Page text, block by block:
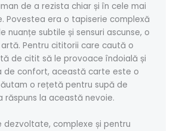
de a rezista chiar și în cele mai
Povestea era o tapiserie complexă
nuanțe subtile și sensuri ascunse, o
Pentru cititorii care caută o
de citit să le provoace îndoială și
de confort, această carte este o
o rețetă pentru supă de
răspuns la această nevoie.
dezvoltate, complexe și pentru